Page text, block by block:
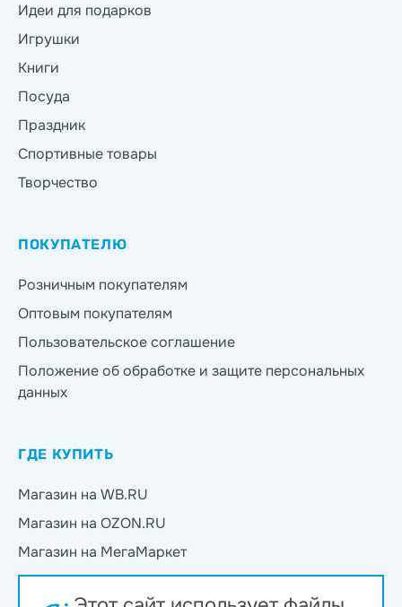
Идеи для подарков
Игрушки
Книги
Посуда
Праздник
Спортивные товары
Творчество
ПОКУПАТЕЛЮ
Розничным покупателям
Оптовым покупателям
Пользовательское соглашение
Положение об обработке и защите персональных
данных
ГДЕ КУПИТЬ
Магазин на WB.RU
Магазин на OZON.RU
Магазин на МегаМаркет
Магазин на Яндекс.Маркет